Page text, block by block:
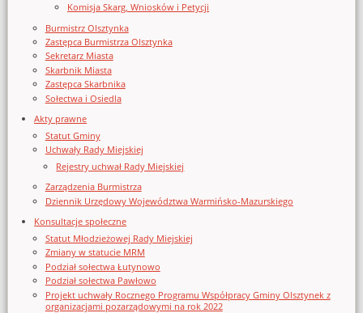
Komisja Skarg, Wniosków i Petycji
Burmistrz Olsztynka
Zastępca Burmistrza Olsztynka
Sekretarz Miasta
Skarbnik Miasta
Zastępca Skarbnika
Sołectwa i Osiedla
Akty prawne
Statut Gminy
Uchwały Rady Miejskiej
Rejestry uchwał Rady Miejskiej
Zarządzenia Burmistrza
Dziennik Urzędowy Województwa Warmińsko-Mazurskiego
Konsultacje społeczne
Statut Młodzieżowej Rady Miejskiej
Zmiany w statucie MRM
Podział sołectwa Łutynowo
Podział sołectwa Pawłowo
Projekt uchwały Rocznego Programu Współpracy Gminy Olsztynek z
organizacjami pozarządowymi na rok 2022